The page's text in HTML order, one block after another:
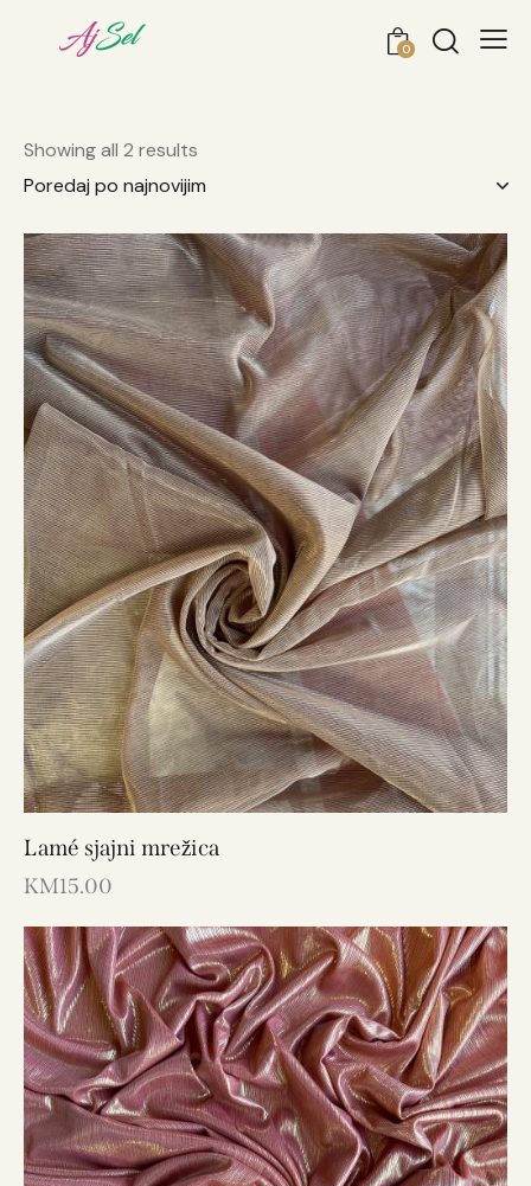
0
Showing all 2 results
Lamé sjajni mrežica
KM15.00